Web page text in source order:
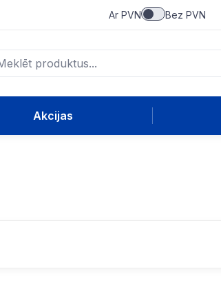
Ar PVN Bez PVN
Akcijas